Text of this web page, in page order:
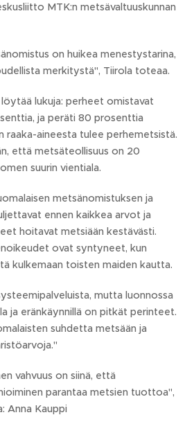
MTK:n metsävaltuuskunnan
on huikea menestystarina,
merkitystä", Tiirola toteaa.
lukuja: perheet omistavat
ja peräti 80 prosenttia
raaka-aineesta tulee perhemetsistä.
että metsäteollisuus on 20
suurin vientiala.
metsänomistuksen ja
ennen kaikkea arvot ja
hoitavat metsiään kestävästi.
ovat syntyneet, kun
kulkemaan toisten maiden kautta.
mutta luonnossa
ja eränkäynnillä on pitkät perinteet.
suhdetta metsään ja
vahvuus on siinä, että
parantaa metsien tuottoa",
Anna Kauppi